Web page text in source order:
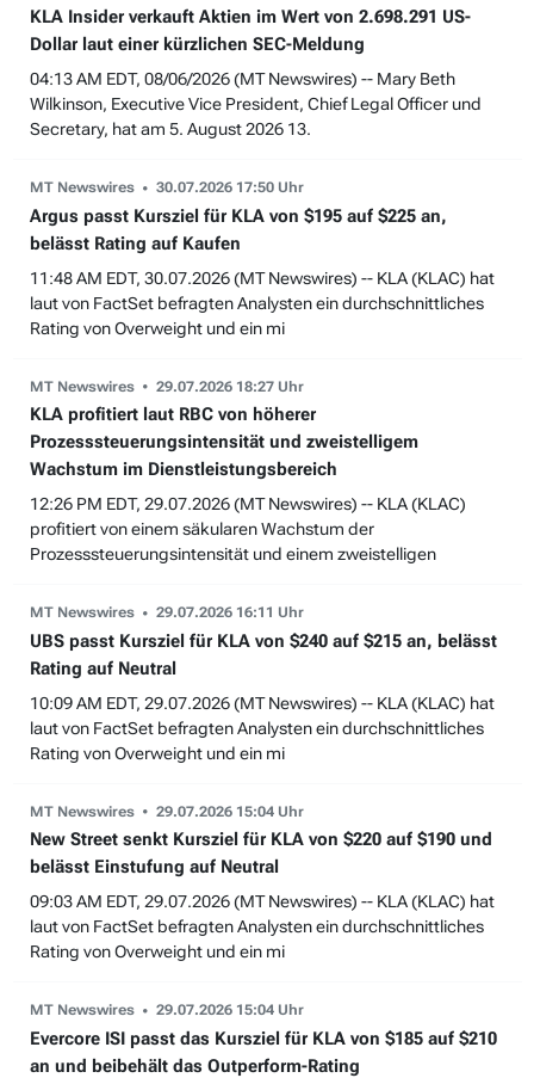
KLA Insider verkauft Aktien im Wert von 2.698.291 US-
Dollar laut einer kürzlichen SEC-Meldung
04:13 AM EDT, 08/06/2026 (MT Newswires) -- Mary Beth
Wilkinson, Executive Vice President, Chief Legal Officer und
Secretary, hat am 5. August 2026 13.
MT Newswires 30.07.2026 17:50 Uhr
Argus passt Kursziel für KLA von $195 auf $225 an,
belässt Rating auf Kaufen
11:48 AM EDT, 30.07.2026 (MT Newswires) -- KLA (KLAC) hat
laut von FactSet befragten Analysten ein durchschnittliches
Rating von Overweight und ein mi
MT Newswires 29.07.2026 18:27 Uhr
KLA profitiert laut RBC von höherer
Prozesssteuerungsintensität und zweistelligem
Wachstum im Dienstleistungsbereich
12:26 PM EDT, 29.07.2026 (MT Newswires) -- KLA (KLAC)
profitiert von einem säkularen Wachstum der
Prozesssteuerungsintensität und einem zweistelligen
MT Newswires 29.07.2026 16:11 Uhr
UBS passt Kursziel für KLA von $240 auf $215 an, belässt
Rating auf Neutral
10:09 AM EDT, 29.07.2026 (MT Newswires) -- KLA (KLAC) hat
laut von FactSet befragten Analysten ein durchschnittliches
Rating von Overweight und ein mi
MT Newswires 29.07.2026 15:04 Uhr
New Street senkt Kursziel für KLA von $220 auf $190 und
belässt Einstufung auf Neutral
09:03 AM EDT, 29.07.2026 (MT Newswires) -- KLA (KLAC) hat
laut von FactSet befragten Analysten ein durchschnittliches
Rating von Overweight und ein mi
MT Newswires 29.07.2026 15:04 Uhr
Evercore ISI passt das Kursziel für KLA von $185 auf $210
an und beibehält das Outperform-Rating